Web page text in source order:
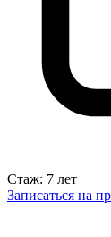
Стаж: 7 лет
Записаться на